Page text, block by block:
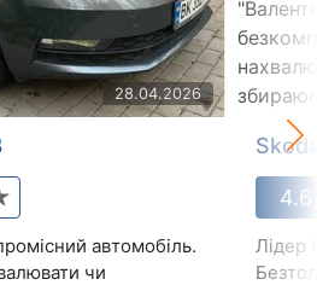
28.04.2026
автомобіль.
чи
4.6
Лідер